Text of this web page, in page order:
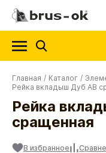
Главная / Каталог /
Рейка вкладыш Дуб АВ
Рейка
сращенная
В избранное